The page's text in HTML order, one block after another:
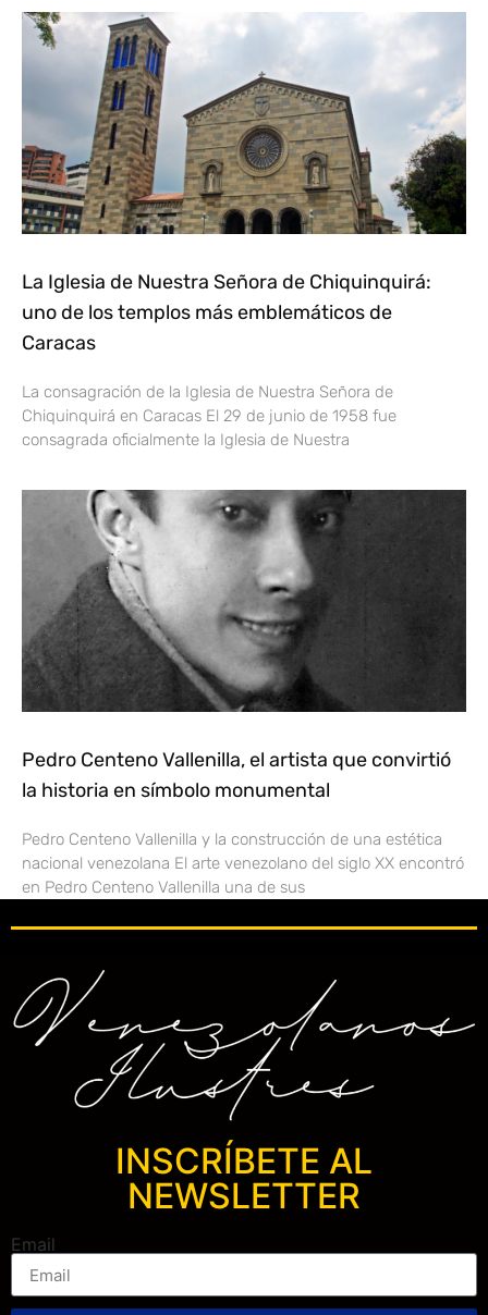
La Iglesia de Nuestra Señora de Chiquinquirá:
uno de los templos más emblemáticos de
Caracas
La consagración de la Iglesia de Nuestra Señora de
Chiquinquirá en Caracas El 29 de junio de 1958 fue
consagrada oficialmente la Iglesia de Nuestra
Pedro Centeno Vallenilla, el artista que convirtió
la historia en símbolo monumental
Pedro Centeno Vallenilla y la construcción de una estética
nacional venezolana El arte venezolano del siglo XX encontró
en Pedro Centeno Vallenilla una de sus
INSCRÍBETE AL
NEWSLETTER
Email